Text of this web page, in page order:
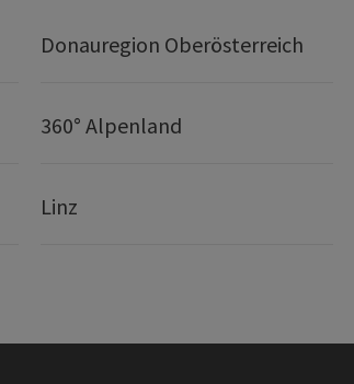
Donauregion Oberösterreich
360° Alpenland
Linz